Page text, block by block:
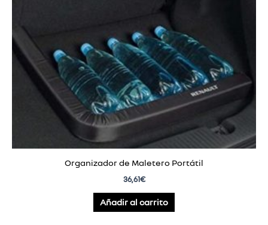
Organizador de Maletero Portátil
36,61€
Añadir al carrito